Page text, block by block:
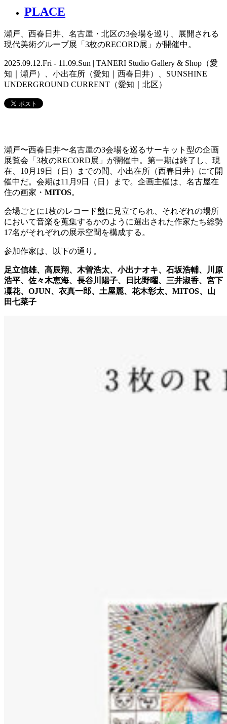
PLACE
瀬戸、西春日井、名古屋・北区の3会場を巡り、展開される
現代美術グループ展「3枚のRECORD展」が開催中。
2025.09.12.Fri - 11.09.Sun | TANERI Studio Gallery & Shop（愛
知｜瀬戸）、小出在所（愛知｜西春日井）、SUNSHINE
UNDERGROUND CURRENT（愛知｜北区）
瀬戸〜西春日井〜名古屋の3会場を巡るサーキット型の企画
展覧会「3枚のRECORD展」が開催中。第一期は終了し、現
在、10月19日（日）までの間、小出在所（西春日井）にて開
催中だ。会期は11月9日（日）まで。企画主催は、名古屋在
住の画家・ MITOS。
会場ごとに1枚のレコード盤に見立てられ、それぞれの場所
において音楽を蒐集するかのように選出された作家たち総勢
17名がそれぞれの展示空間を構成する。
参加作家は、以下の通り。
足立信雄、高辰翔、木曽浩太、小出ナオキ、石坂浩輔、川原
浩平、佐々木恵海、長谷川陽子、日比野曜、三井淑香、宮下
凜花、OJUN、衣真一郎、土屋麗、花木彰太、MITOS、山
田七菜子